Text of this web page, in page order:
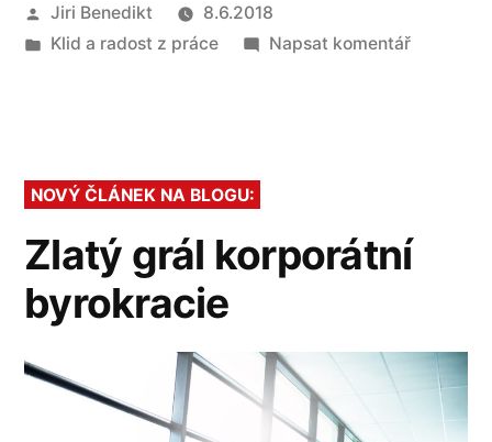
Autor
Jiri Benedikt
8.6.2018
Publikováno
Klid a radost z práce Napsat komentářpro
NOVÝ ČLÁNEK NA BLOGU:
Zlatý grál korporátní
byrokracie